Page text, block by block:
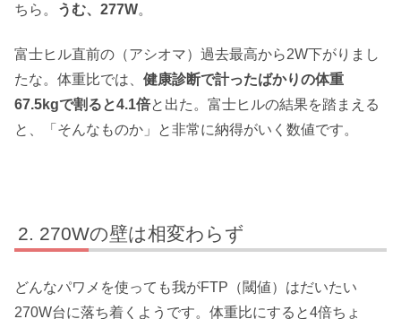
ちら。
うむ、277W。
富士ヒル直前の（アシオマ）過去最高から2W下がりまし
たな。体重比では、 健康診断で計ったばかりの体重
67.5kgで割ると4.1倍と出た。富士ヒルの結果を踏まえる
と、「そんなものか」と非常に納得がいく数値です。
270Wの壁は相変わらず
どんなパワメを使っても我がFTP（閾値）はだいたい
270W台に落ち着くようです。体重比にすると4倍ちょ